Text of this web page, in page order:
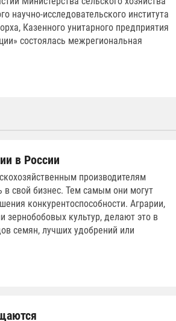
научно-исследовательского института
Казенного унитарного предприятия
состоялась межрегиональная
в России
производителям
в свой бизнес. Тем самым они могут
конкурентоспособности. Аграрии,
культур, делают это в
семян, лучших удобрений или